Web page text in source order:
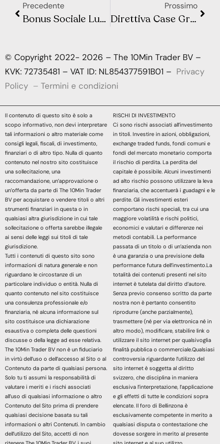
Precedente
Bonus Sociale Luce e Gas 2025: Chi Può Ottenerlo e Come Risparmiare Senza Requisiti
Prossimo
Direttiva Case Green: Quanto Costerà Davvero Adeguare la Tua Casa e Cosa Rischi se Non Lo Fai?
© Copyright 2022- 2026 – The 10Min Trader BV –
KVK: 72735481 – VAT ID: NL854377591B01 – Privacy
Policy – Termini e condizioni
Il contenuto di questo sito è solo a
scopo informativo, non devi interpretare
tali informazioni o altro materiale come
consigli legali, fiscali, di investimento,
finanziari o di altro tipo. Nulla di quanto
contenuto nel nostro sito costituisce
una sollecitazione, una
raccomandazione, un’approvazione o
un’offerta da parte di The 10Min Trader
BV per acquistare o vendere titoli o altri
strumenti finanziari in questa o in
qualsiasi altra giurisdizione in cui tale
sollecitazione o offerta sarebbe illegale
ai sensi delle leggi sui titoli di tale
giurisdizione.
Tutti i contenuti di questo sito sono
informazioni di natura generale e non
riguardano le circostanze di un
particolare individuo o entità. Nulla di
quanto contenuto nel sito costituisce
una consulenza professionale e/o
finanziaria, né alcuna informazione sul
sito costituisce una dichiarazione
esaustiva o completa delle questioni
discusse o della legge ad esse relativa.
The 10Min Trader BV non è un fiduciario
in virtù dell’uso o dell’accesso al Sito o al
Contenuto da parte di qualsiasi persona.
Solo tu ti assumi la responsabilità di
valutare i meriti e i rischi associati
all’uso di qualsiasi informazione o altro
Contenuto del Sito prima di prendere
qualsiasi decisione basata su tali
informazioni o altri Contenuti. In cambio
dell’utilizzo del Sito, accetti di non
RISCHI DI INVESTIMENTO
Ci sono rischi associati all’investimento
in titoli. Investire in azioni, obbligazioni,
exchange traded funds, fondi comuni e
fondi del mercato monetario comporta
il rischio di perdita. La perdita del
capitale è possibile. Alcuni investimenti
ad alto rischio possono utilizzare la leva
finanziaria, che accentuerà i guadagni e le
perdite. Gli investimenti esteri
comportano rischi speciali, tra cui una
maggiore volatilità e rischi politici,
economici e valutari e differenze nei
metodi contabili. La performance
passata di un titolo o di un’azienda non
è una garanzia o una previsione della
performance futura dell’investimento.La
totalità dei contenuti presenti nel sito
internet è tutelata dal diritto d’autore.
Senza previo consenso scritto da parte
nostra non è pertanto consentito
riprodurre (anche parzialmente),
trasmettere (né per via elettronica né in
altro modo), modificare, stabilire link o
utilizzare il sito internet per qualsivoglia
finalità pubblica o commerciale.Qualsiasi
controversia riguardante l’utilizzo del
sito internet è soggetta al diritto
svizzero, che disciplina in maniera
esclusiva l’interpretazione, l’applicazione
e gli effetti di tutte le condizioni sopra
elencate. Il foro di Bellinzona è
esclusivamente competente in merito a
qualsiasi disputa o contestazione che
dovesse sorgere in merito al presente